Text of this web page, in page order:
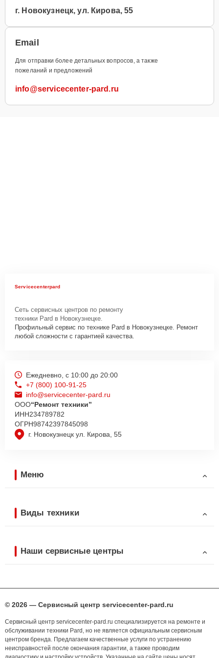
г. Новокузнецк, ул. Кирова, 55
Email
Для отправки более детальных вопросов, а также
пожеланий и предложений
info@servicecenter-pard.ru
Servicecenterpard
Сеть сервисных центров по ремонту
техники Pard в Новокузнецке.
Профильный сервис по технике Pard в Новокузнецке. Ремонт
любой сложности с гарантией качества.
г. Новокузнецк ул. Кирова, 55
Ежедневно, с 10:00 до 20:00
+7 (800) 100-91-25
info@servicecenter-pard.ru
ООО“Ремонт техники”
ИНН234789782
ОГРН98742397845098
Меню
Виды техники
Наши сервисные центры
© 2026 — Сервисный центр servicecenter-pard.ru
Сервисный центр servicecenter-pard.ru специализируется на ремонте и
обслуживании техники Pard, но не является официальным сервисным
центром бренда. Предлагаем качественные услуги по устранению
неисправностей после окончания гарантии, а также проводим